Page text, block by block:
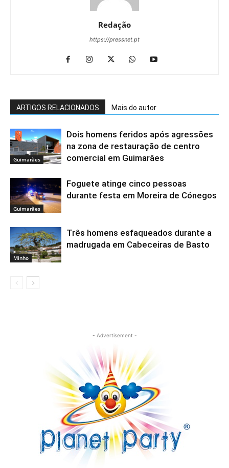
Redação
https://pressnet.pt
ARTIGOS RELACIONADOS Mais do autor
Guimarães
Dois homens feridos após agressões
na zona de restauração de centro
comercial em Guimarães
Guimarães
Foguete atinge cinco pessoas
durante festa em Moreira de Cónegos
Minho
Três homens esfaqueados durante a
madrugada em Cabeceiras de Basto
- Advertisement -